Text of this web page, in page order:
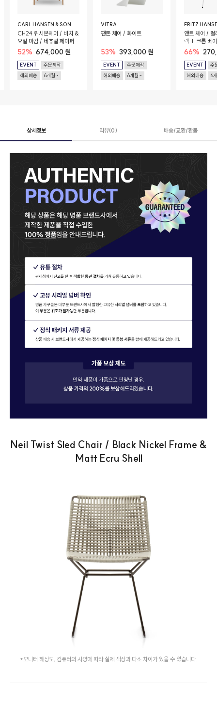
CARL HANSEN & SON
CH24 위시본체어 / 비치 &
오일 마감 / 네츄럴 페이퍼
코드 시트
52% 674,000 원
EVENT
주문제작
해외배송
6개월~
VITRA
팬톤 체어 / 화이트
53% 393,000 원
EVENT
주문제작
해외배송
6개월~
FRITZ
앤트 체어 /
랙 + 크롬 베
66%
EVENT
주
해외배송
6
상세정보 리뷰(0) 배송/교환/환불
Neil Twist Sled Chair / Black Nickel Frame &
Matt Ecru Shell
*모니터 해상도, 컴퓨터의 사양에 따라 실제 색상과 다소 차이가 있을 수 있습니다.